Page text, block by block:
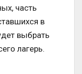
часть
в
выбрать
лагерь.